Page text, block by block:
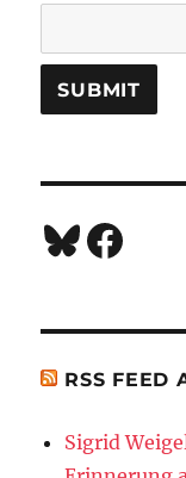
Bluesky
RSS FEED
Sigrid